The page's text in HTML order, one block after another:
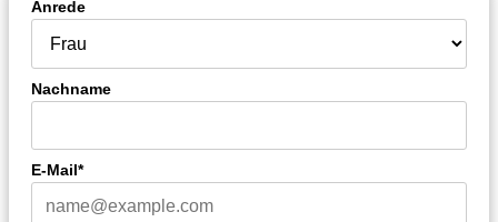
Anrede
Nachname
E-Mail*